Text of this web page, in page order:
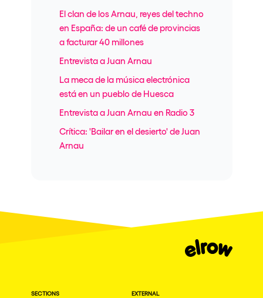
El clan de los Arnau, reyes del techno
en España: de un café de provincias
a facturar 40 millones
Entrevista a Juan Arnau
La meca de la música electrónica
está en un pueblo de Huesca
Entrevista a Juan Arnau en Radio 3
Crítica: 'Bailar en el desierto' de Juan
Arnau
SECTIONS EXTERNAL